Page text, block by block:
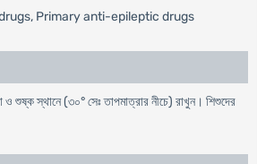
Primary anti-epileptic drugs
শুষ্ক স্থানে (৩০° সেঃ তাপমাত্রার নীচে) রাখুন। শিশুদের